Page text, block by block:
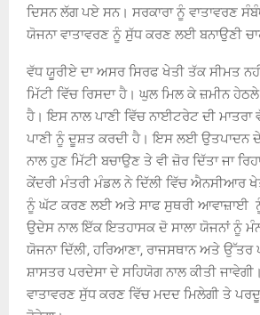
ਦਿਸਨ ਲੱਗ ਪਏ ਸਨ। ਸਰਕਾਰਾ ਨੂੰ ਵਾਤਾਵਰਣ
ਯੋਜਨਾ ਵਾਤਾਵਰਣ ਨੂੰ ਸੁੱਧ ਕਰਣ ਲਈ ਬਨਾਉਣੀ
ਵੱਧ ਯੂਰੀਏ ਦਾ ਅਸਰ ਸਿਰਫ ਖੇਤੀ ਤੱਕ ਸੀਮਤ
ਮਿੱਟੀ ਵਿੱਚ ਰਿਸਦਾ ਹੈ। ਘੁਲ ਮਿਲ ਕੇ ਜ਼ਮੀਨ
ਹੈ। ਇਸ ਨਾਲ ਪਾਣੀ ਵਿੱਚ ਨਾਈਟਰੇਟ ਦੀ ਮਾਤਰਾ
ਪਾਣੀ ਨੂੰ ਦੂਸ਼ਤ ਕਰਦੀ ਹੈ। ਇਸ ਲਈ ਉਤਪਾਦਨ ਦੇ
ਨਾਲ ਹੁਣ ਮਿੱਟੀ ਬਚਾਉਣ ਤੇ ਵੀ ਜ਼ੋਰ ਦਿੱਤਾ ਜਾ
ਕੇਂਦਰੀ ਮੰਤਰੀ ਮੰਡਲ ਨੇ ਦਿੱਲੀ ਵਿੱਚ ਐਨਸੀਆਰ
ਨੂੰ ਘੱਟ ਕਰਣ ਲਈ ਅਤੇ ਸਾਫ ਸੁਥਰੀ ਆਵਾਜ਼ਾਈ
ਉਦੇਸ ਨਾਲ ਇੱਕ ਇਤਹਾਸਕ ਦੋ ਸਾਲਾ ਯੋਜਨਾਂ ਨੂੰ
ਯੋਜਨਾ ਦਿੱਲੀ, ਹਰਿਆਣਾ, ਰਾਜਸਥਾਨ ਅਤੇ
ਸ਼ਾਸਤਰ ਪਰਦੇਸਾ ਦੇ ਸਹਿਯੋਗ ਨਾਲ ਕੀਤੀ
ਵਾਤਾਵਰਣ ਸੁੱਧ ਕਰਣ ਵਿੱਚ ਮਦਦ ਮਿਲੇਗੀ ਤੇ